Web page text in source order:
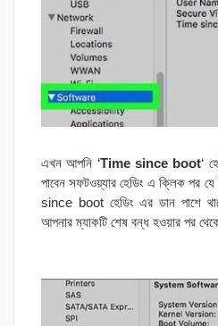
এখন আপনি ‘Time since boot‘
পাবেন সফটওয়্যার হেডিং এ ক্লিক পর
since boot হেডিং এর ডান পাশে
আপনার ম্যাকটি শেষ বন্ধ হওয়ার পর